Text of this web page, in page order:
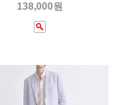
138,000원